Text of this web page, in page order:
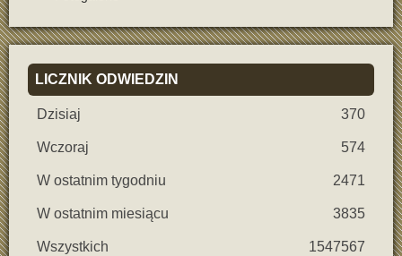
LICZNIK ODWIEDZIN
Dzisiaj 370
Wczoraj 574
W ostatnim tygodniu 2471
W ostatnim miesiącu 3835
Wszystkich 1547567